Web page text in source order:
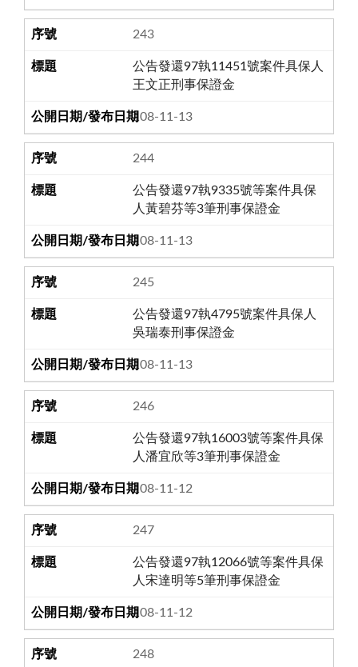
243
公告發還97執11451號案件具保人
王文正刑事保證金
108-11-13
244
公告發還97執9335號等案件具保
人黃碧芬等3筆刑事保證金
108-11-13
245
公告發還97執4795號案件具保人
吳瑞泰刑事保證金
108-11-13
246
公告發還97執16003號等案件具保
人潘宜欣等3筆刑事保證金
108-11-12
247
公告發還97執12066號等案件具保
人宋達明等5筆刑事保證金
108-11-12
248